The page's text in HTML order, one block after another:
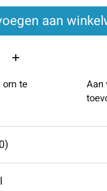
aan
om te
Aan